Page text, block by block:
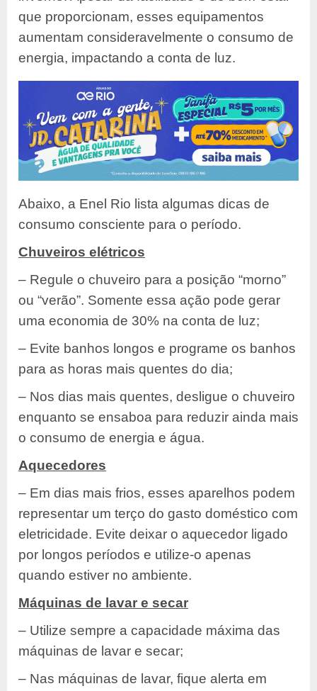
que proporcionam, esses equipamentos
aumentam consideravelmente o consumo de
energia, impactando a conta de luz.
Abaixo, a Enel Rio lista algumas dicas de
consumo consciente para o período.
Chuveiros elétricos
– Regule o chuveiro para a posição “morno”
ou “verão”. Somente essa ação pode gerar
uma economia de 30% na conta de luz;
– Evite banhos longos e programe os banhos
para as horas mais quentes do dia;
– Nos dias mais quentes, desligue o chuveiro
enquanto se ensaboa para reduzir ainda mais
o consumo de energia e água.
Aquecedores
– Em dias mais frios, esses aparelhos podem
representar um terço do gasto doméstico com
eletricidade. Evite deixar o aquecedor ligado
por longos períodos e utilize-o apenas
quando estiver no ambiente.
Máquinas de lavar e secar
– Utilize sempre a capacidade máxima das
máquinas de lavar e secar;
– Nas máquinas de lavar, fique alerta em